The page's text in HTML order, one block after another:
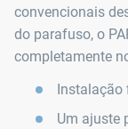
convencionais
do parafuso, o
completamente
Um ajuste